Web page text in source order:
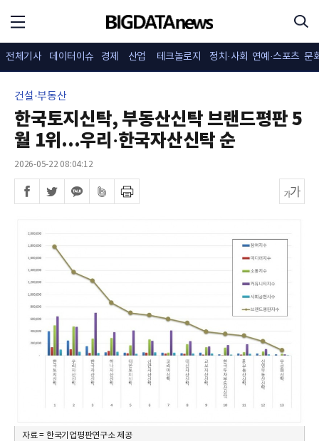
전체기사 데이터이슈 경제 산업 테크놀로지 정치·사회 연예·스포츠 문
건설·부동산
한국토지신탁, 부동산신탁 브랜드평판 5
월 1위...우리·한국자산신탁 순
2026-05-22 08:04:12
자료 = 한국기업평판연구소 제공